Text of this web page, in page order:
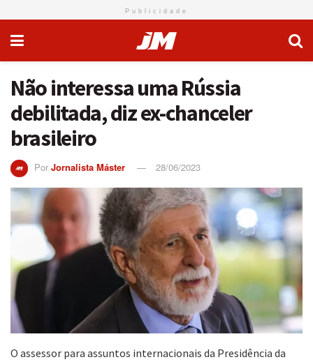
Publicidade
Não interessa uma Rússia
debilitada, diz ex-chanceler
brasileiro
Por Jornalista Máster 28/06/2023
O assessor para assuntos internacionais da Presidência da